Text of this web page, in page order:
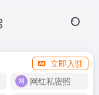
立即入驻
网红私密照